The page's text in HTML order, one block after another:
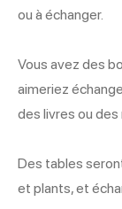
ou à échanger.
Vous avez des
aimeriez
des livres ou
Des tables
et plants, et